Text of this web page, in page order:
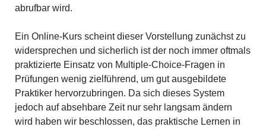
abrufbar wird.
Ein Online-Kurs scheint dieser Vorstellung zunächst zu
widersprechen und sicherlich ist der noch immer oftmals
praktizierte Einsatz von Multiple-Choice-Fragen in
Prüfungen wenig zielführend, um gut ausgebildete
Praktiker hervorzubringen. Da sich dieses System
jedoch auf absehbare Zeit nur sehr langsam ändern
wird haben wir beschlossen, das praktische Lernen in